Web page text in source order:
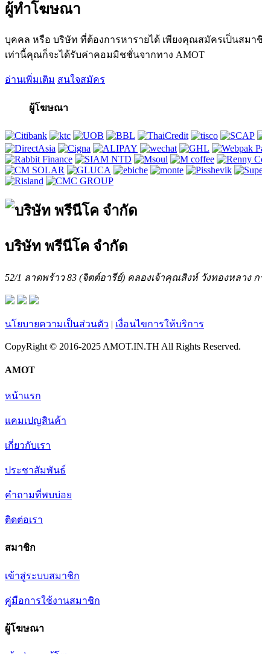
ผู้ทำโฆษณา
บุคคล หรือ บริษัท ที่ต้องการหารายได้ เพียงคุณสมัครเป็นสมา
เท่านี้คุณก็จะได้รับค่าคอมมิชชั่นจากทาง AMOT
อ่านเพิ่มเติม สนใจสมัคร
ผู้โฆษณา
บริษัท พรีนีโค จำกัด
52/1 ลาดพร้าว 83 (จิตต์อารีย์) คลองเจ้าคุณสิงห์ วังทองหลาง ก
นโยบายความเป็นส่วนตัว | เงื่อนไขการให้บริการ
CopyRight © 2016-2025 AMOT.IN.TH All Rights Reserved.
AMOT
หน้าแรก
แคมเปญสินค้า
เกี่ยวกับเรา
ประชาสัมพันธ์
คำถามที่พบบ่อย
ติดต่อเรา
สมาชิก
เข้าสู่ระบบสมาชิก
คู่มือการใช้งานสมาชิก
ผู้โฆษณา